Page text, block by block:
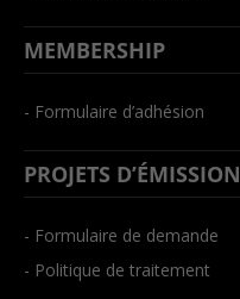
MEMBERSHIP
- Formulaire d’adhésion
PROJETS D’ÉMISSION
- Formulaire de demande
- Politique de traitement